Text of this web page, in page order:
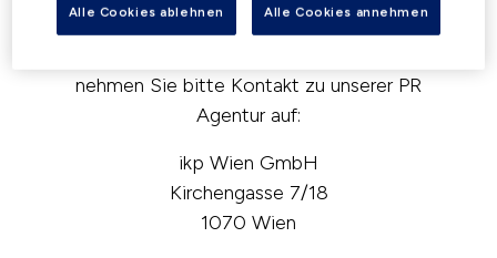
nehmen Sie bitte Kontakt zu unserer PR
Agentur auf:
ikp Wien GmbH
Kirchengasse 7/18
1070 Wien
Alle Cookies ablehnen Alle Cookies annehmen